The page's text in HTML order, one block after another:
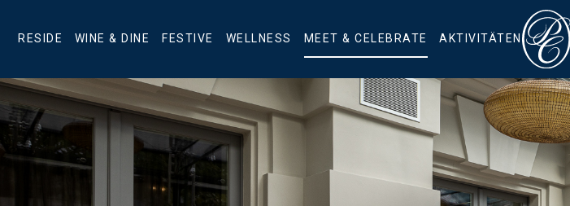
RESIDE WINE & DINE FESTIVE WELLNESS MEET & CELEBRATE AKTIVITÄTEN